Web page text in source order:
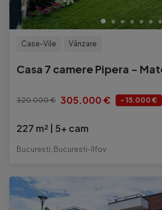
Case-Vile Vânzare
Casa 7 camere Pipera -
320.000 € 305.000 € - 15.000 €
227 m² 5+ cam
Bucuresti, Bucuresti-Ilfov